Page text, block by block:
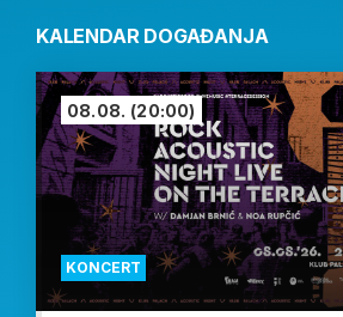
KALENDAR DOGAĐANJA
KONCERT
08.08. (20:00)